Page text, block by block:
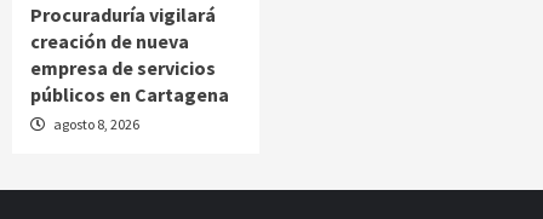
Procuraduría vigilará
creación de nueva
empresa de servicios
públicos en Cartagena
agosto 8, 2026